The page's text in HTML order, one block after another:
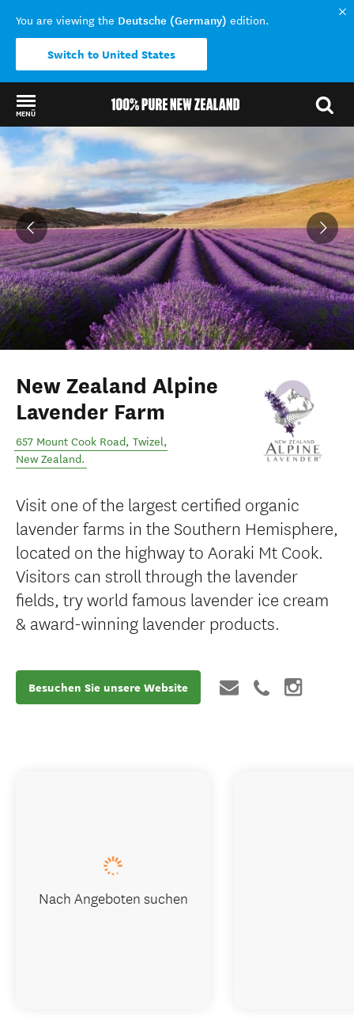
You are viewing the Deutsche (Germany) edition.
Switch to United States
MENÜ
Back to my results
New Zealand Alpine
Lavender Farm
657 Mount Cook Road, Twizel,
New Zealand.
Visit one of the largest certified organic
lavender farms in the Southern Hemisphere,
located on the highway to Aoraki Mt Cook.
Visitors can stroll through the lavender
fields, try world famous lavender ice cream
& award-winning lavender products.
Besuchen Sie unsere Website
Nach Angeboten suchen